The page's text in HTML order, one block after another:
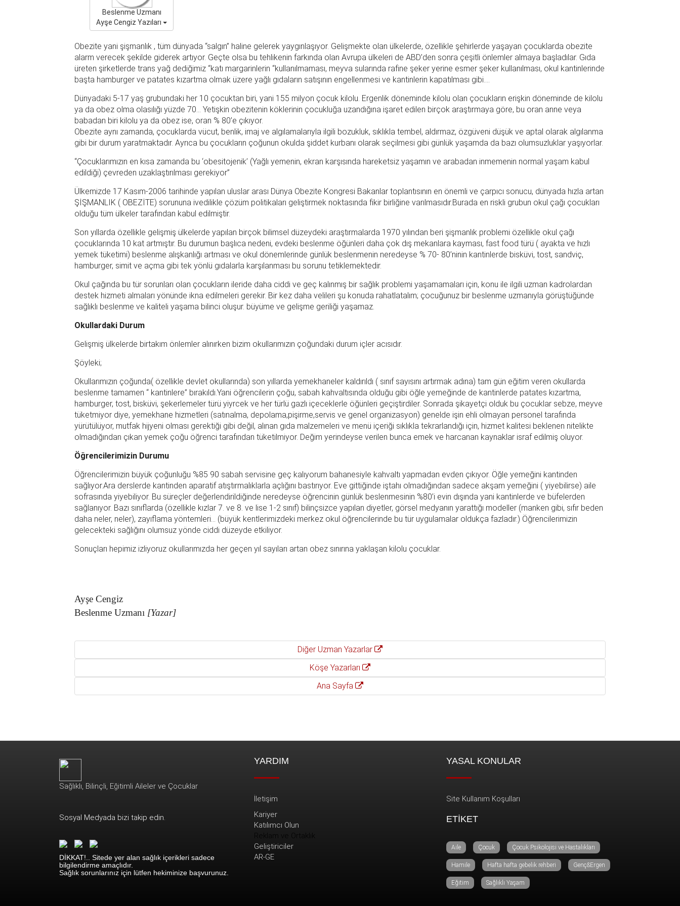
Beslenme Uzmanı
Ayşe Cengiz Yazıları
Obezite yani şişmanlık , tüm dünyada “salgın” haline gelerek yaygınlaşıyor. Gelişmekte olan ülkelerde, özellikle şehirlerde yaşayan çocuklarda obezite
alarm verecek şekilde giderek artıyor. Geçte olsa bu tehlikenin farkında olan Avrupa ülkeleri de ABD’den sonra çeşitli önlemler almaya başladılar. Gıda
üreten şirketlerde trans yağ dediğimiz “katı margarinlerin “kullanılmaması, meyva sularında rafine şeker yerine esmer şeker kullanılması, okul kantinlerinde
başta hamburger ve patates kızartma olmak üzere yağlı gıdaların satışının engellenmesi ve kantinlerin kapatılması gibi….
Dünyadaki 5-17 yaş grubundaki her 10 çocuktan biri, yani 155 milyon çocuk kilolu. Ergenlik döneminde kilolu olan çocukların erişkin döneminde de kilolu
ya da obez olma olasılığı yüzde 70... Yetişkin obezitenin köklerinin çocukluğa uzandığına işaret edilen birçok araştırmaya göre, bu oran anne veya
babadan biri kilolu ya da obez ise, oran % 80’e çıkıyor.
Obezite aynı zamanda, çocuklarda vücut, benlik, imaj ve algılamalarıyla ilgili bozukluk, sıklıkla tembel, aldırmaz, özgüveni düşük ve aptal olarak algılanma
gibi bir durum yaratmaktadır. Ayrıca bu çocukların çoğunun okulda şiddet kurbanı olarak seçilmesi gibi günlük yaşamda da bazı olumsuzluklar yaşıyorlar.
“Çocuklarımızın en kısa zamanda bu ‘obesitojenik’ (Yağlı yemenin, ekran karşısında hareketsiz yaşamın ve arabadan inmemenin normal yaşam kabul
edildiği) çevreden uzaklaştırılması gerekiyor”
Ülkemizde 17 Kasım-2006 tarihinde yapılan uluslar arası Dünya Obezite Kongresi Bakanlar toplantısının en önemli ve çarpıcı sonucu, dünyada hızla artan
ŞİŞMANLIK ( OBEZİTE) sorununa ivedilikle çözüm politikaları geliştirmek noktasında fikir birliğine varılmasıdır.Burada en riskli grubun okul çağı çocukları
olduğu tüm ülkeler tarafından kabul edilmiştir.
Son yıllarda özellikle gelişmiş ülkelerde yapılan birçok bilimsel düzeydeki araştırmalarda 1970 yılından beri şişmanlık problemi özellikle okul çağı
çocuklarında 10 kat artmıştır. Bu durumun başlıca nedeni, evdeki beslenme öğünleri daha çok dış mekanlara kayması, fast food türü ( ayakta ve hızlı
yemek tüketimi) beslenme alışkanlığı artması ve okul dönemlerinde günlük beslenmenin neredeyse % 70- 80’ninin kantinlerde bisküvi, tost, sandviç,
hamburger, simit ve açma gibi tek yönlü gıdalarla karşılanması bu sorunu tetiklemektedir.
Okul çağında bu tür sorunları olan çocukların ileride daha ciddi ve geç kalınmış bir sağlık problemi yaşamamaları için, konu ile ilgili uzman kadrolardan
destek hizmeti almaları yönünde ikna edilmeleri gerekir. Bir kez daha velileri şu konuda rahatlatalım; çocuğunuz bir beslenme uzmanıyla görüştüğünde
sağlıklı beslenme ve kaliteli yaşama bilinci oluşur. büyüme ve gelişme geriliği yaşamaz.
Okullardaki Durum
Gelişmiş ülkelerde birtakım önlemler alınırken bizim okullarımızın çoğundaki durum içler acısıdır.
Şöyleki;
Okullarımızın çoğunda( özellikle devlet okullarında) son yıllarda yemekhaneler kaldırıldı ( sınıf sayısını artırmak adına) tam gün eğitim veren okullarda
beslenme tamamen “ kantinlere” bırakıldı.Yani öğrencilerin çoğu, sabah kahvaltısında olduğu gibi öğle yemeğinde de kantinlerde patates kızartma,
hamburger, tost, bisküvi, şekerlemeler türü yiyrcek ve her türlü gazlı içeceklerle öğünleri geçiştirdiler. Sonrada şikayetçi olduk bu çocuklar sebze, meyve
tüketmiyor diye, yemekhane hizmetleri (satınalma, depolama,pişirme,servis ve genel organizasyon) genelde işin ehli olmayan personel tarafında
yürütülüyor, mutfak hijyeni olması gerektiği gibi değil, alınan gıda malzemeleri ve menü içeriği sıklıkla tekrarlandığı için, hizmet kalitesi beklenen nitelikte
olmadığından çıkan yemek çoğu öğrenci tarafından tüketilmiyor. Değim yerindeyse verilen bunca emek ve harcanan kaynaklar israf edilmiş oluyor.
Öğrencilerimizin Durumu
Öğrencilerimizin büyük çoğunluğu %85 90 sabah servisine geç kalıyorum bahanesiyle kahvaltı yapmadan evden çıkıyor. Öğle yemeğini kantinden
sağlıyor.Ara derslerde kantinden aparatif atıştırmalıklarla açlığını bastırıyor. Eve gittiğinde iştahı olmadığından sadece akşam yemeğini ( yiyebilirse) aile
sofrasında yiyebiliyor. Bu süreçler değerlendirildiğinde neredeyse öğrencinin günlük beslenmesinin %80’i evin dışında yani kantinlerde ve büfelerden
sağlanıyor. Bazı sınıflarda (özellikle kızlar 7. ve 8. ve lise 1-2 sınıf) bilinçsizce yapılan diyetler, görsel medyanın yarattığı modeller (manken gibi, sıfır beden
daha neler, neler), zayıflama yöntemleri… (büyük kentlerimizdeki merkez okul öğrencilerinde bu tür uygulamalar oldukça fazladır.) Öğrencilerimizin
gelecekteki sağlığını olumsuz yönde ciddi düzeyde etkiliyor.
Sonuçları hepimiz izliyoruz okullarımızda her geçen yıl sayıları artan obez sınırına yaklaşan kilolu çocuklar.
Ayşe Cengiz
Beslenme Uzmanı [Yazar]
Diğer Uzman Yazarlar
Köşe Yazarları
Ana Sayfa
Sağlıklı, Bilinçli, Eğitimli Aileler ve Çocuklar
Sosyal Medyada bizi takip edin.
DİKKAT!.. Sitede yer alan sağlık içerikleri sadece
bilgilendirme amaçlıdır.
Sağlık sorunlarınız için lütfen hekiminize başvurunuz.
YARDIM
İletişim
Kariyer
Katılımcı Olun
Reklam ve Ortaklık
Geliştiriciler
AR-GE
YASAL KONULAR
Site Kullanım Koşulları
ETİKET
Aile Çocuk Çocuk Psikolojisi ve Hastalıkları
Hamile Hafta hafta gebelik rehberi Genç&Ergen
Eğitim Sağlıklı Yaşam